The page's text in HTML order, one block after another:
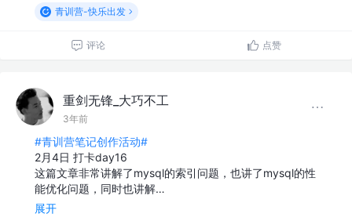
青训营-快乐出发
评论 点赞
重剑无锋_大巧不工
3年前
#青训营笔记创作活动#
2月4日 打卡day16
这篇文章非常讲解了mysql的索引问题，也讲了mysql的性
能优化问题，同时也讲解…
展开